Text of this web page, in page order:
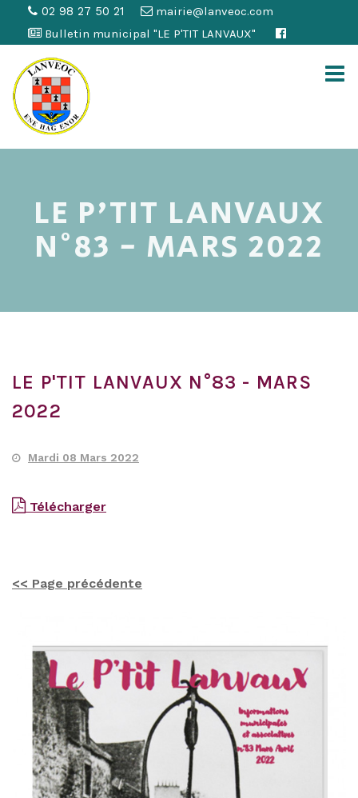
02 98 27 50 21
mairie@lanveoc.com
Bulletin municipal "LE P'TIT LANVAUX"
LE P'TIT LANVAUX
N°83 - MARS 2022
LE P'TIT LANVAUX N°83 - MARS
2022
Mardi 08 Mars 2022
Télécharger
<< Page précédente